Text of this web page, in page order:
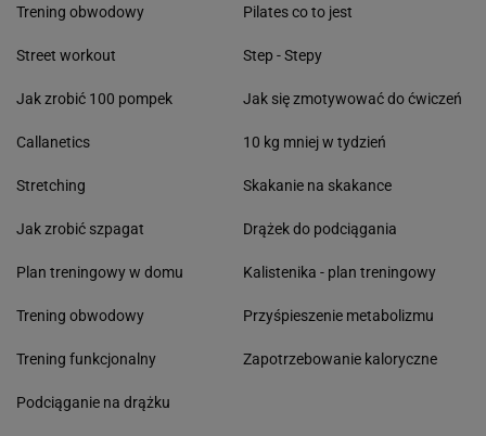
Trening obwodowy
Street workout
Jak zrobić 100 pompek
Callanetics
Stretching
Jak zrobić szpagat
Plan treningowy w domu
Trening obwodowy
Trening funkcjonalny
Podciąganie na drążku
Pilates co to jest
Step - Stepy
Jak się zmotywować do ćwiczeń
10 kg mniej w tydzień
Skakanie na skakance
Drążek do podciągania
Kalistenika - plan treningowy
Przyśpieszenie metabolizmu
Zapotrzebowanie kaloryczne